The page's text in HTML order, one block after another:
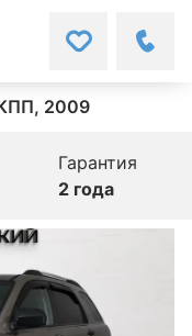
2009
Гарантия
2 года